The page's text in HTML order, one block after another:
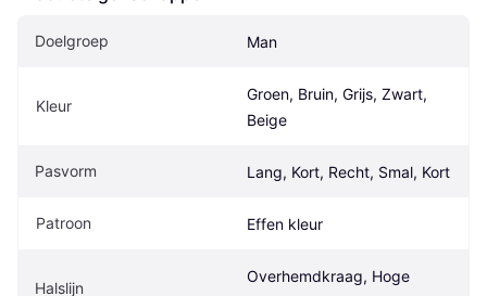
Doelgroep Man
Kleur
Groen, Bruin, Grijs, Zwart,
Beige
Pasvorm Lang, Kort, Recht, Smal, Kort
Patroon Effen kleur
Halslijn
Overhemdkraag, Hoge